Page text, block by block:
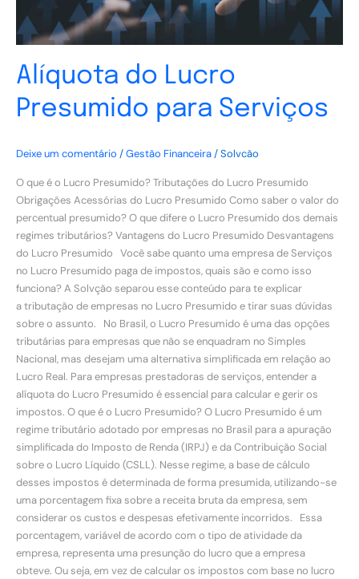
Alíquota do Lucro
Presumido para Serviços
Deixe um comentário /Gestão Financeira/Solvcão
O que é o Lucro Presumido? Tributações do Lucro Presumido
Obrigações Acessórias do Lucro Presumido Como saber o valor do
percentual presumido? O que difere o Lucro Presumido dos demais
regimes tributários? Vantagens do Lucro Presumido Desvantagens
do Lucro Presumido Você sabe quanto uma empresa de Serviços
no Lucro Presumido paga de impostos, quais são e como isso
funciona? A Solvção separou esse conteúdo para te explicar
a tributação de empresas no Lucro Presumido e tirar suas dúvidas
sobre o assunto. No Brasil, o Lucro Presumido é uma das opções
tributárias para empresas que não se enquadram no Simples
Nacional, mas desejam uma alternativa simplificada em relação ao
Lucro Real. Para empresas prestadoras de serviços, entender a
alíquota do Lucro Presumido é essencial para calcular e gerir os
impostos. O que é o Lucro Presumido? O Lucro Presumido é um
regime tributário adotado por empresas no Brasil para a apuração
simplificada do Imposto de Renda (IRPJ) e da Contribuição Social
sobre o Lucro Líquido (CSLL). Nesse regime, a base de cálculo
desses impostos é determinada de forma presumida, utilizando-se
uma porcentagem fixa sobre a receita bruta da empresa, sem
considerar os custos e despesas efetivamente incorridos. Essa
porcentagem, variável de acordo com o tipo de atividade da
empresa, representa uma presunção do lucro que a empresa
obteve. Ou seja, em vez de calcular os impostos com base no lucro